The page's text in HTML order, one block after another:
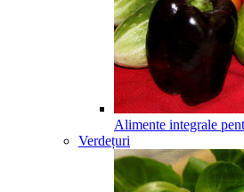
Alimente integrale
Verdețuri